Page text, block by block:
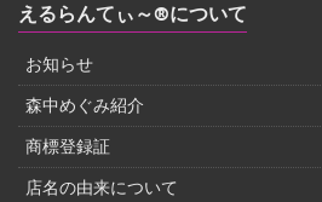
えるらんてぃ～®について
お知らせ
森中めぐみ紹介
商標登録証
店名の由来について